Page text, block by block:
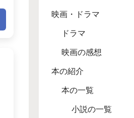
映画・ドラマ
ドラマ
映画の感想
本の紹介
本の一覧
小説の一覧